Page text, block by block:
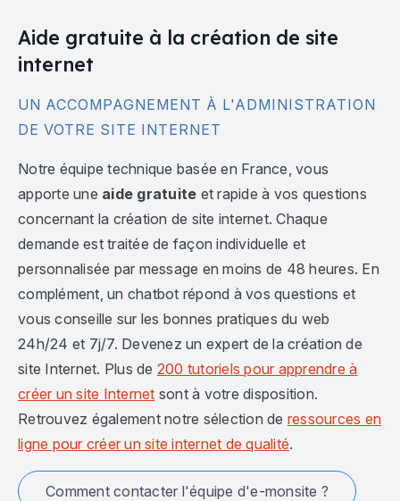
Aide gratuite à la création de site
internet
UN ACCOMPAGNEMENT À L'ADMINISTRATION
DE VOTRE SITE INTERNET
Notre équipe technique basée en France, vous
apporte une aide gratuite et rapide à vos questions
concernant la création de site internet. Chaque
demande est traitée de façon individuelle et
personnalisée par message en moins de 48 heures. En
complément, un chatbot répond à vos questions et
vous conseille sur les bonnes pratiques du web
24h/24 et 7j/7. Devenez un expert de la création de
site Internet. Plus de 200 tutoriels pour apprendre à
créer un site Internet sont à votre disposition.
Retrouvez également notre sélection de ressources en
ligne pour créer un site internet de qualité.
Comment contacter l'équipe d'e-monsite ?